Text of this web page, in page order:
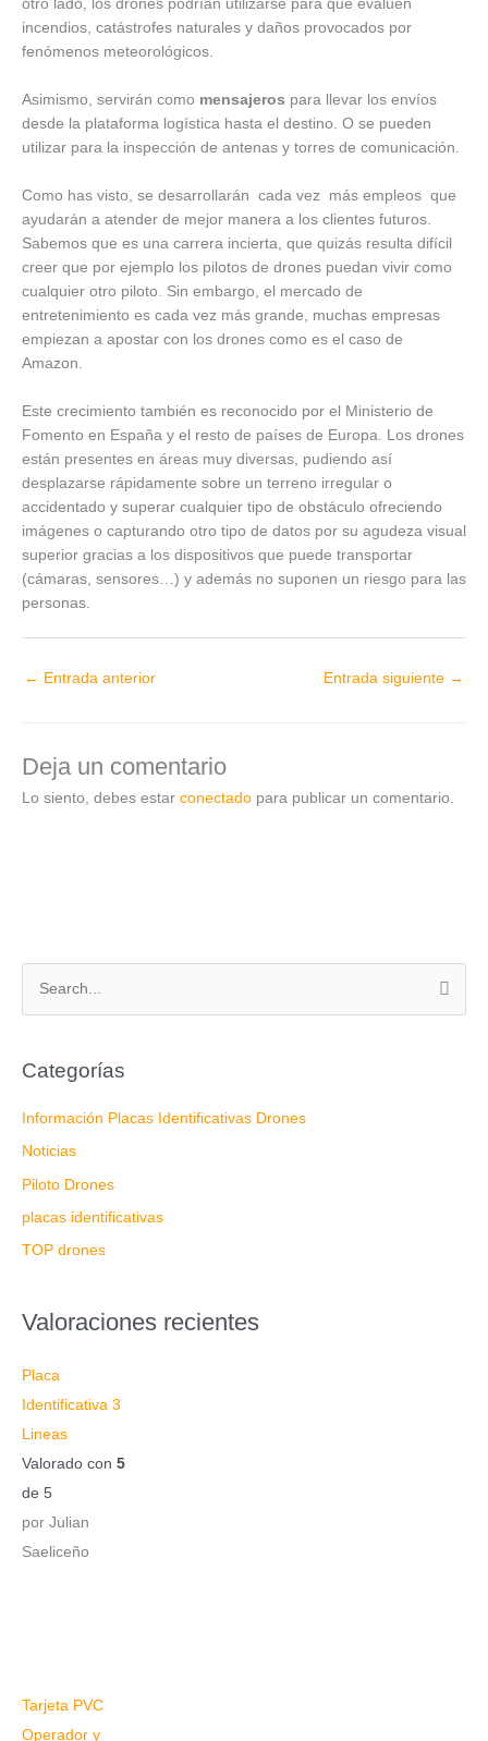
otro lado, los drones podrían utilizarse para que evalúen
incendios, catástrofes naturales y daños provocados por
fenómenos meteorológicos.
Asimismo, servirán como mensajeros para llevar los envíos
desde la plataforma logística hasta el destino. O se pueden
utilizar para la inspección de antenas y torres de comunicación.
Como has visto, se desarrollarán cada vez más empleos que
ayudarán a atender de mejor manera a los clientes futuros.
Sabemos que es una carrera incierta, que quizás resulta difícil
creer que por ejemplo los pilotos de drones puedan vivir como
cualquier otro piloto. Sin embargo, el mercado de
entretenimiento es cada vez más grande, muchas empresas
empiezan a apostar con los drones como es el caso de
Amazon.
Este crecimiento también es reconocido por el Ministerio de
Fomento en España y el resto de países de Europa. Los drones
están presentes en áreas muy diversas, pudiendo así
desplazarse rápidamente sobre un terreno irregular o
accidentado y superar cualquier tipo de obstáculo ofreciendo
imágenes o capturando otro tipo de datos por su agudeza visual
superior gracias a los dispositivos que puede transportar
(cámaras, sensores…) y además no suponen un riesgo para las
personas.
← Entrada anterior Entrada siguiente →
Deja un comentario
Lo siento, debes estar conectado para publicar un comentario.
c
a
r
r
Categorías
Información Placas Identificativas Drones
Noticias
Piloto Drones
placas identificativas
TOP drones
Valoraciones recientes
Placa
Identificativa 3
Lineas
Valorado con 5
de 5
por Julian
Saeliceño
Tarjeta PVC
Operador y